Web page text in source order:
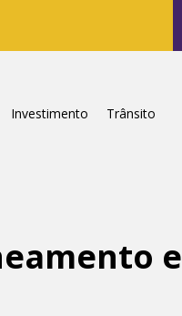
Investimento
Trânsito
e